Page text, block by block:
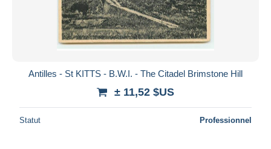
Antilles - St KITTS - B.W.I. - The Citadel Brimstone Hill
± 11,52 $US
Statut Professionnel